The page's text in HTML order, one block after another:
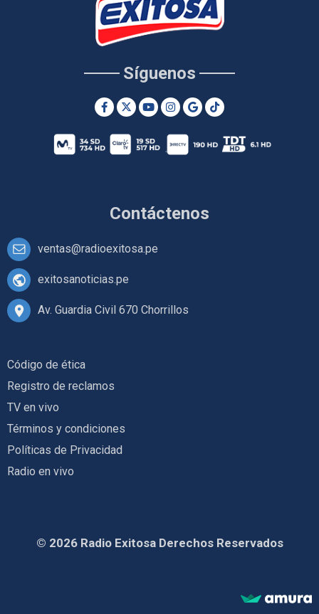
Contáctenos
ventas@radioexitosa.pe
exitosanoticias.pe
Av. Guardia Civil 670 Chorrillos
Síguenos
Código de ética
Registro de reclamos
TV en vivo
Términos y condiciones
Políticas de Privacidad
Radio en vivo
© 2026 Radio Exitosa Derechos Reservados